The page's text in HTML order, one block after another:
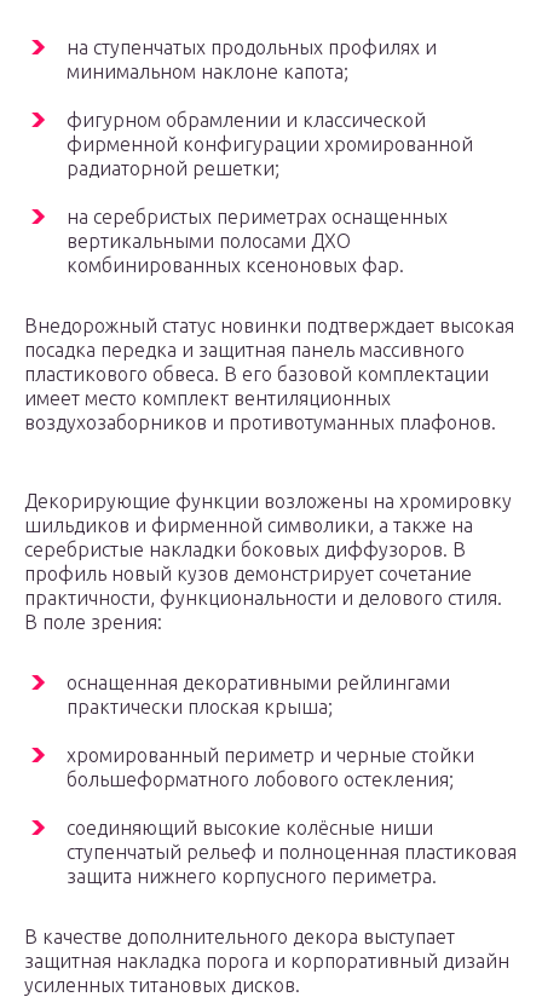
на ступенчатых продольных профилях и
минимальном наклоне капота;
фигурном обрамлении и классической
фирменной конфигурации хромированной
радиаторной решетки;
на серебристых периметрах оснащенных
вертикальными полосами ДХО
комбинированных ксеноновых фар.
Внедорожный статус новинки подтверждает высокая
посадка передка и защитная панель массивного
пластикового обвеса. В его базовой комплектации
имеет место комплект вентиляционных
воздухозаборников и противотуманных плафонов.
Декорирующие функции возложены на хромировку
шильдиков и фирменной символики, а также на
серебристые накладки боковых диффузоров. В
профиль новый кузов демонстрирует сочетание
практичности, функциональности и делового стиля.
В поле зрения:
оснащенная декоративными рейлингами
практически плоская крыша;
хромированный периметр и черные стойки
большеформатного лобового остекления;
соединяющий высокие колёсные ниши
ступенчатый рельеф и полноценная пластиковая
защита нижнего корпусного периметра.
В качестве дополнительного декора выступает
защитная накладка порога и корпоративный дизайн
усиленных титановых дисков.